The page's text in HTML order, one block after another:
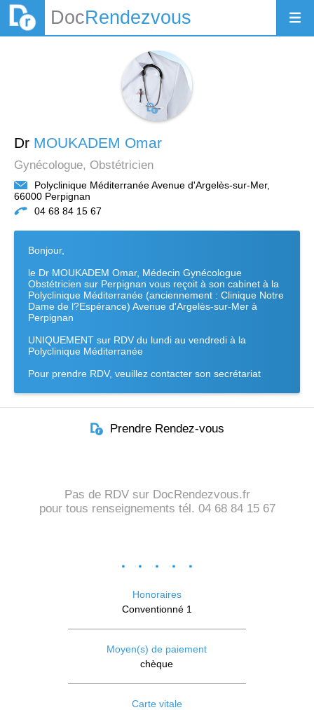
DocRendezvous
Dr MOUKADEM Omar
Gynécologue, Obstétricien
Polyclinique Méditerranée Avenue d'Argelès-sur-Mer,
66000 Perpignan
04 68 84 15 67
Bonjour,
le Dr MOUKADEM Omar, Médecin Gynécologue
Obstétricien sur Perpignan vous reçoit à son cabinet à la
Polyclinique Méditerranée (anciennement : Clinique Notre
Dame de l?Espérance) Avenue d'Argelès-sur-Mer à
Perpignan
UNIQUEMENT sur RDV du lundi au vendredi à la
Polyclinique Méditerranée
Pour prendre RDV, veuillez contacter son secrétariat
Prendre Rendez-vous
Pas de RDV sur DocRendezvous.fr
pour tous renseignements tél. 04 68 84 15 67
Honoraires
Conventionné 1
Moyen(s) de paiement
chèque
Carte vitale